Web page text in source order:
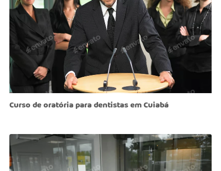
Curso de oratória para dentistas em Cuiabá